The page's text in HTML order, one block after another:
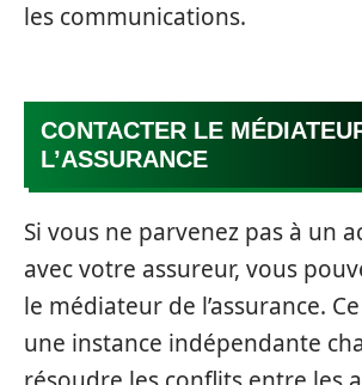
les communications.
CONTACTER LE
L’ASSURANCE
Si vous ne parvenez pas à un
avec votre assureur, vous
le médiateur de l’assurance.
une instance indépendante